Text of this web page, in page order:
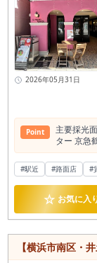
2026年05月31日
Point
主要採光
ター 京急
#駅近 #路面店 #
☆ お気に入